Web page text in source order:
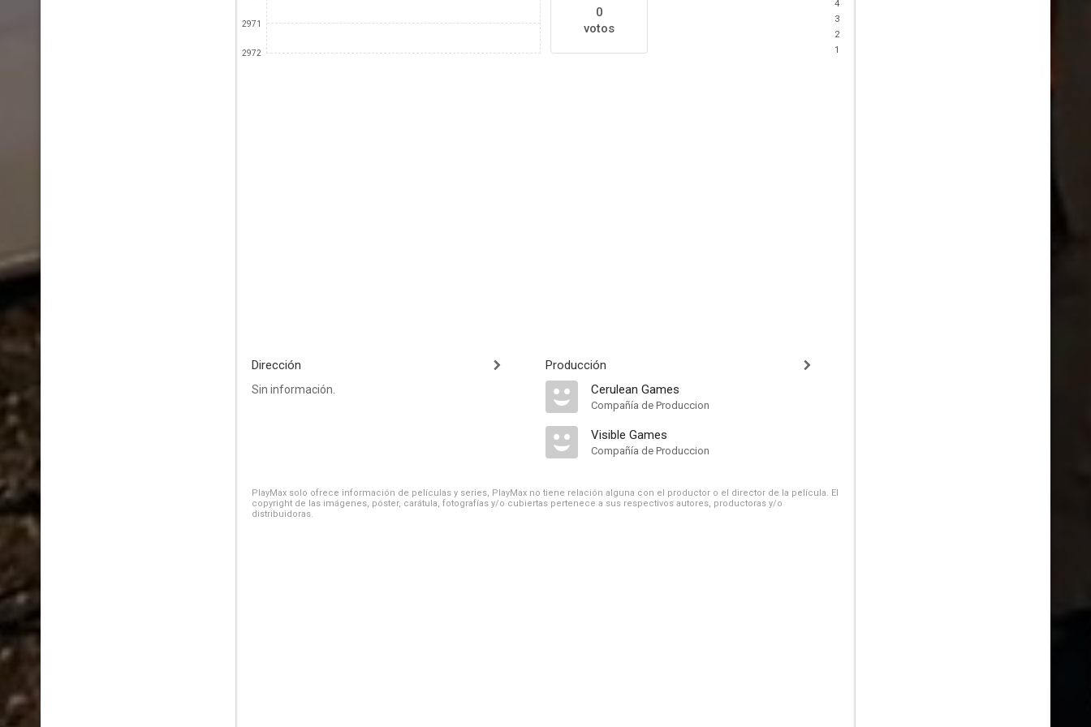
2971
2972
0
votos
4
3
2
1
Dirección
Sin información.
Producción
Cerulean Games
Compañía de Produccion
Visible Games
Compañía de Produccion
PlayMax solo ofrece información de películas y series, PlayMax no tiene relación alguna con el productor o el director de la película. El
copyright de las imágenes, póster, carátula, fotografías y/o cubiertas pertenece a sus respectivos autores, productoras y/o
distribuidoras.